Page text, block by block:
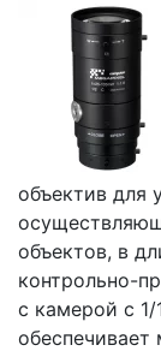
объектив для
объектов, в
контрольно-
с камерой с 1/
обеспечивает